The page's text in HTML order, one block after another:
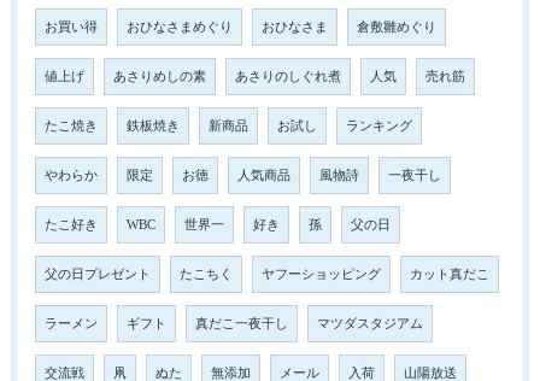
お買い得 おひなさまめぐり おひなさま 倉敷雛めぐり
値上げ あさりめしの素 あさりのしぐれ煮 人気 売れ筋
たこ焼き 鉄板焼き 新商品 お試し ランキング
やわらか 限定 お徳 人気商品 風物詩 一夜干し
たこ好き WBC 世界一 好き 孫 父の日
父の日プレゼント たこちく ヤフーショッピング カット真だこ
ラーメン ギフト 真だこ一夜干し マツダスタジアム
交流戦 凧 ぬた 無添加 メール 入荷 山陽放送